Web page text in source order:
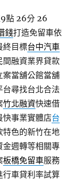
9點 26分 26
錢打造免留車依
終目標台中汽車
間融資業界貸款
案當舖公館當舖
台尋找台北合法
竹北融資快速借
快事業實體店台
特色的新竹在地
金週轉等相關專
板橋免留車服務
行車貸利率試算